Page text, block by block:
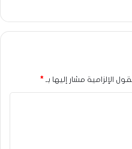
الإلزامية مشار إليها بـ *